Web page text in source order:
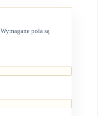
Wymagane pola są